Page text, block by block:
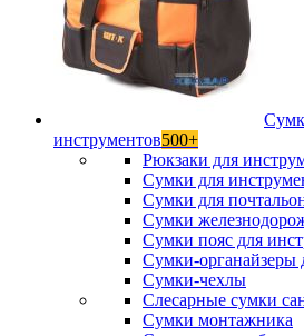
инструментов500+
Рюкзаки для
Сумки для
Сумки для
Сумки
Сумки пояс для
Сумки-органайзеры
Сумки-чехлы
Слесарные сумки
Сумки монтажника